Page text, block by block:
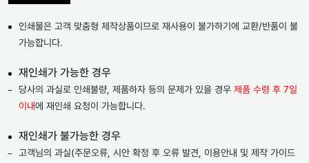
인쇄물은 고객 맞춤형 제작상품이므로 재사용이 불가하기에 교환/반품이 불
가능합니다.
재인쇄가 가능한 경우
당사의 과실로 인쇄불량, 제품하자 등의 문제가 있을 경우 제품 수령 후 7일
이내에 재인쇄 요청이 가능합니다.
재인쇄가 불가능한 경우
고객님의 과실(주문오류, 시안 확정 후 오류 발견, 이용안내 및 제작 가이드